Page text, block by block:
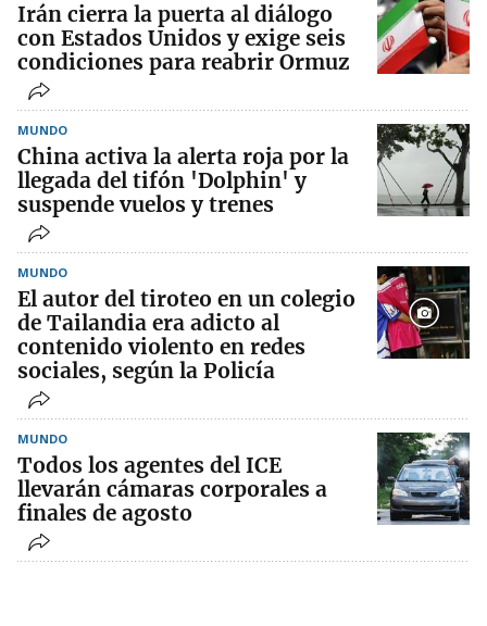
Irán cierra la puerta al diálogo
con Estados Unidos y exige seis
condiciones para reabrir Ormuz
MUNDO
China activa la alerta roja por la
llegada del tifón 'Dolphin' y
suspende vuelos y trenes
MUNDO
El autor del tiroteo en un colegio
de Tailandia era adicto al
contenido violento en redes
sociales, según la Policía
MUNDO
Todos los agentes del ICE
llevarán cámaras corporales a
finales de agosto